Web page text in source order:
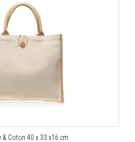
& Coton 40 x 33 x16 cm